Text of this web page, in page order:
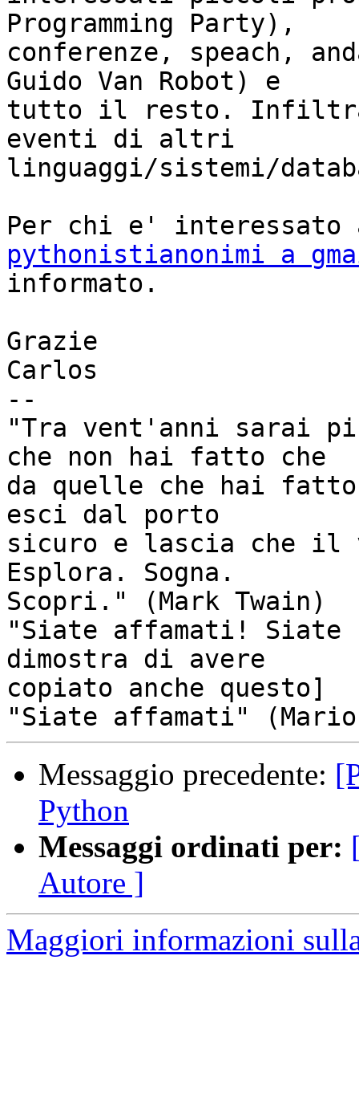
Programming Party),
conferenze, speach,
Guido Van Robot) e
tutto il resto.
eventi di altri
linguaggi/sistemi/
pythonistianonimi a
informato.
Grazie
Carlos
--
"Tra vent'anni sarai
che non hai fatto che
da quelle che hai
esci dal porto
sicuro e lascia che il
Esplora. Sogna.
Scopri." (Mark Twain)
"Siate affamati!
dimostra di avere
copiato anche questo]
Messaggio precedente:
Python
Messaggi ordinati per:
Autore ]
Maggiori informazioni